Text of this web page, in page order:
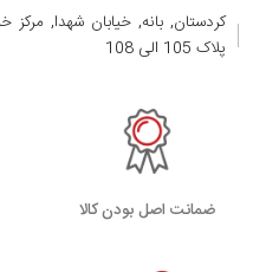
کردستان, بانه, خیابان شهدا,
پلاک 105 الی 108
ضمانت اصل بودن کالا